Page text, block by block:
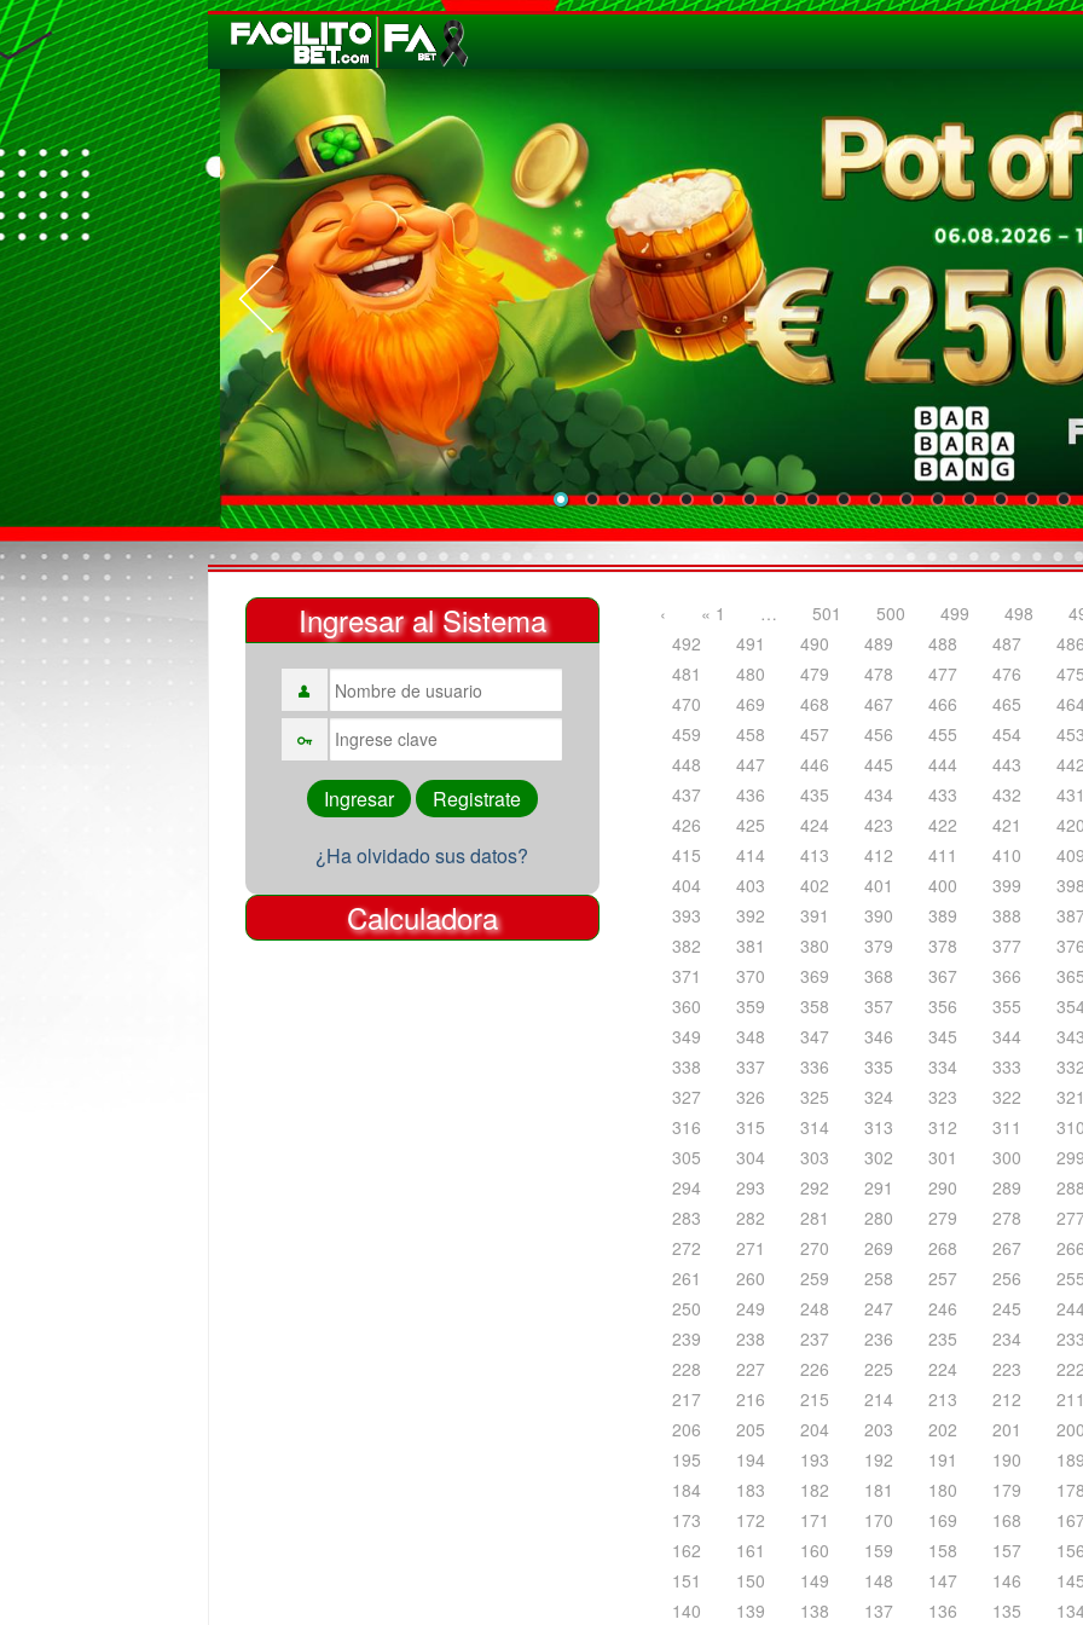
Ingresar al Sistema
¿Ha olvidado sus datos?
Calculadora
‹ « 1 … 501 500 499 498
492
491 490 489 488 487
481
480 479 478 477 476
470
469 468 467 466 465
459
458 457 456 455 454
448
447 446 445 444 443
437
436 435 434 433 432
426
425 424 423 422 421
415
414 413 412 411 410
404
403 402 401 400 399
393
392 391 390 389 388
382
381 380 379 378 377
371
370 369 368 367 366
360
359 358 357 356 355
349
348 347 346 345 344
338
337 336 335 334 333
327
326 325 324 323 322
316
315 314 313 312 311
305
304 303 302 301 300
294
293 292 291 290 289
283
282 281 280 279 278
272
271 270 269 268 267
261
260 259 258 257 256
250
249 248 247 246 245
239
238 237 236 235 234
228
227 226 225 224 223
217
216 215 214 213 212
206
205 204 203 202 201
195
194 193 192 191 190
184
183 182 181 180 179
173
172 171 170 169 168
162
161 160 159 158 157
151
150 149 148 147 146
140
139 138 137 136 135